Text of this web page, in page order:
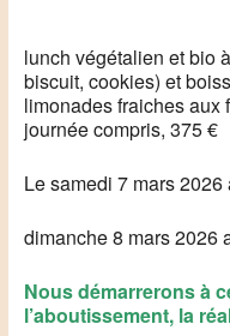
lunch végétalien et bio
biscuit, cookies) et
limonades fraiches aux
journée compris, 375 €
Le samedi 7 mars
dimanche 8 mars 2026
Nous démarrerons à
l’aboutissement, la